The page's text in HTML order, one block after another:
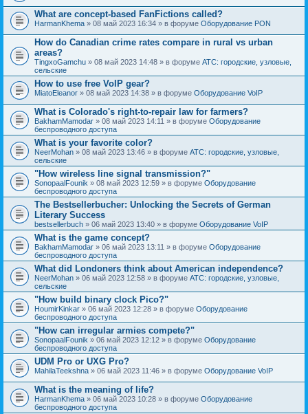
What are concept-based FanFictions called?
HarmanKhema » 08 май 2023 16:34 » в форуме Оборудование PON
How do Canadian crime rates compare in rural vs urban
areas?
TingxoGamchu » 08 май 2023 14:48 » в форуме АТС: городские, узловые,
сельские
How to use free VoIP gear?
MiatoEleanor » 08 май 2023 14:38 » в форуме Оборудование VoIP
What is Colorado's right-to-repair law for farmers?
BakhamMamodar » 08 май 2023 14:11 » в форуме Оборудование
беспроводного доступа
What is your favorite color?
NeerMohan » 08 май 2023 13:46 » в форуме АТС: городские, узловые,
сельские
"How wireless line signal transmission?"
SonopaalFounik » 08 май 2023 12:59 » в форуме Оборудование
беспроводного доступа
The Bestsellerbucher: Unlocking the Secrets of German
Literary Success
bestsellerbuch » 06 май 2023 13:40 » в форуме Оборудование VoIP
What is the game concept?
BakhamMamodar » 06 май 2023 13:11 » в форуме Оборудование
беспроводного доступа
What did Londoners think about American independence?
NeerMohan » 06 май 2023 12:58 » в форуме АТС: городские, узловые,
сельские
"How build binary clock Pico?"
HoumirKinkar » 06 май 2023 12:28 » в форуме Оборудование
беспроводного доступа
"How can irregular armies compete?"
SonopaalFounik » 06 май 2023 12:12 » в форуме Оборудование
беспроводного доступа
UDM Pro or UXG Pro?
MahilaTeekshna » 06 май 2023 11:46 » в форуме Оборудование VoIP
What is the meaning of life?
HarmanKhema » 06 май 2023 10:28 » в форуме Оборудование
беспроводного доступа